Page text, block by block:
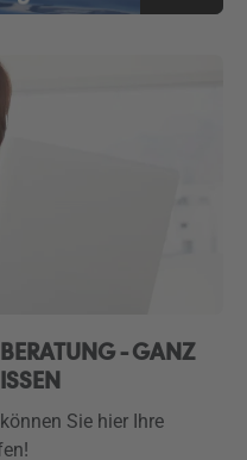
- GANZ
Sie hier Ihre